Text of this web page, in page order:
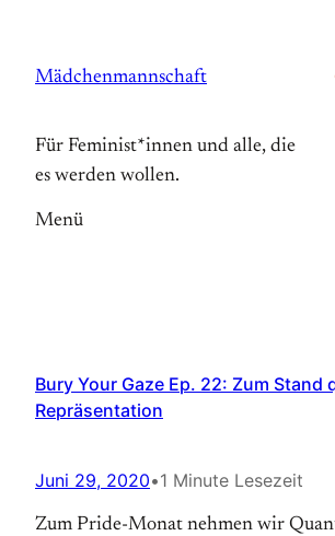
springen
Mädchenmannschaft
Für Feminist*innen und alle, die
es werden wollen.
Menü
Bury Your Gaze Ep. 22: Zum Stand
Repräsentation
Juni 29, 2020•1 Minute Lesezeit
Zum Pride-Monat nehmen wir